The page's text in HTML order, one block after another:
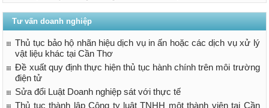
Tư vấn doanh nghiệp
Thủ tục bảo hộ nhãn hiệu dịch vụ in ấn hoặc các dịch vụ xử lý
vật liệu khác tại Cần Thơ
Đề xuất quy định thực hiện thủ tục hành chính trên môi trường
điện tử
Sửa đổi Luật Doanh nghiệp sát với thực tế
Thủ tục thành lập Công ty luật TNHH một thành viên tại Cần